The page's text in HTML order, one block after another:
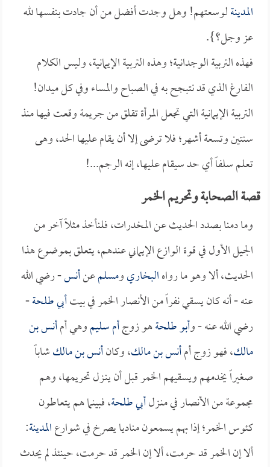
المدينةلوسعتهم! وهل وجدت أفضل من أن جادت بنفسها لله
عز وجل؟}.
فهذه التربية الوجدانية؛ وهذه التربية الإيمانية، وليس الكلام
الفارغ الذي قد نتبجح به في الصباح والمساء وفي كل ميدان!
التربية الإيمانية التي تجعل المرأة تقلق من جريمة وقعت فيها منذ
سنتين وتسعة أشهر؛ فلا ترضى إلا أن يقام عليها الحد، وهى
تعلم سلفاً أي حد سيقام عليها، إنه الرجم...!
قصة الصحابة وتحريم الخمر
وما دمنا بصدد الحديث عن المخدرات، فلنأخذ مثلاً آخر من
الجيل الأول في قوة الوازع الإيماني عندهم، يتعلق بموضوع هذا
الحديث، ألا وهو ما رواهالبخاريومسلمعنأنس- رضي الله
عنه - أنه كان يسقي نفراً من الأنصار الخمر في بيتأبي طلحة-
رضي الله عنه - وأبو طلحةهو زوجأم سليموهي أمأنس بن
مالك، فهو زوج أمأنس بن مالك، وكانأنس بن مالكشاباً
صغيراً يخدمهم ويسقيهم الخمر قبل أن ينـزل تحريمها، وهم
مجموعة من الأنصار في منـزلأبي طلحة، فبينما هم يتعاطون
كئوس الخمر؛ إذا بهم يسمعون مناديا يصرخ في شوارعالمدينة:
ألا إن الخمر قد حرمت، ألا إن الخمر قد حرمت، حينئذ لم يحدث